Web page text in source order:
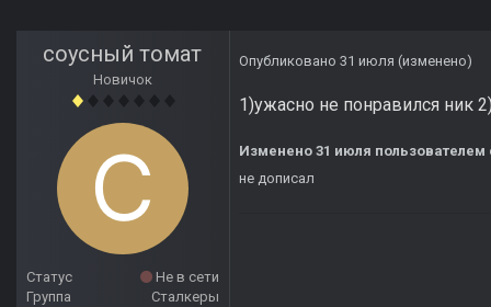
соусный томат
Новичок
Статус
Не в сети
Группа
Сталкеры
Опубликовано 31 июля (изменено)
1)ужасно не понравился ник
Изменено 31 июля
не дописал